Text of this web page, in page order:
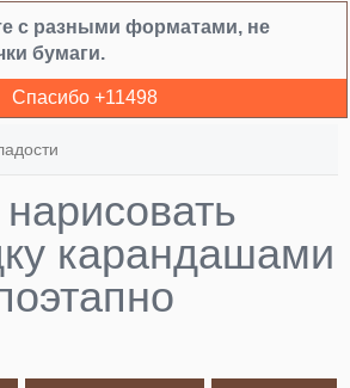
с разными форматами, не
бумаги.
Спасибо +11498
нарисовать
карандашами